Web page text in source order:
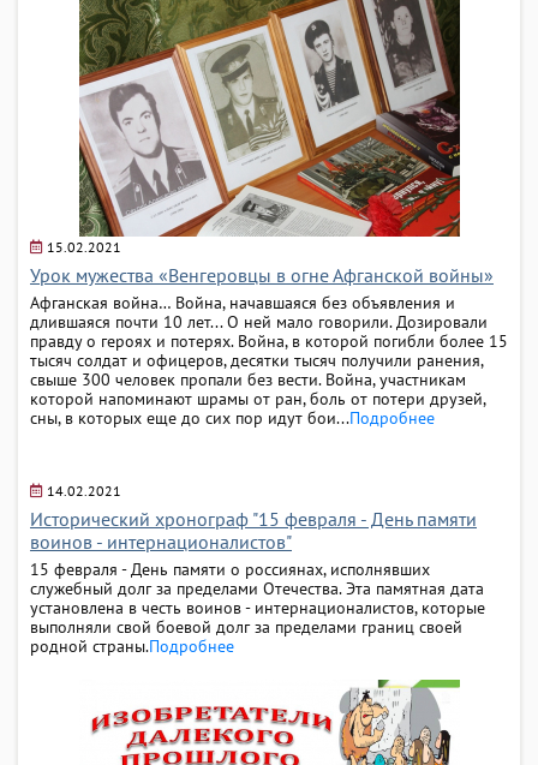
15.02.2021
Урок мужества «Венгеровцы в огне Афганской войны»
Афганская война… Война, начавшаяся без объявления и
длившаяся почти 10 лет... О ней мало говорили. Дозировали
правду о героях и потерях. Война, в которой погибли более 15
тысяч солдат и офицеров, десятки тысяч получили ранения,
свыше 300 человек пропали без вести. Война, участникам
которой напоминают шрамы от ран, боль от потери друзей,
сны, в которых еще до сих пор идут бои...Подробнее
14.02.2021
Исторический хронограф "15 февраля - День памяти
воинов - интернационалистов"
15 февраля - День памяти о россиянах, исполнявших
служебный долг за пределами Отечества. Эта памятная дата
установлена в честь воинов - интернационалистов, которые
выполняли свой боевой долг за пределами границ своей
родной страны.Подробнее